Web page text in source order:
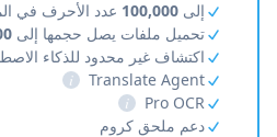
إلى 100,000 عدد الأحرف في
تحميل ملفات يصل حجمها إلى
اكتشاف غير محدود للذكاء
Translate Agent
i
Pro OCR
i
دعم ملحق كروم